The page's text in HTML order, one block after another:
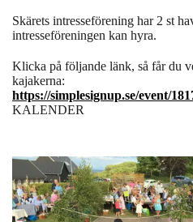
Skärets intresseförening har 2 st
intresseföreningen kan hyra.
Klicka på följande länk, så får du
kajakerna:
https://simplesignup.se/event/
KALENDER